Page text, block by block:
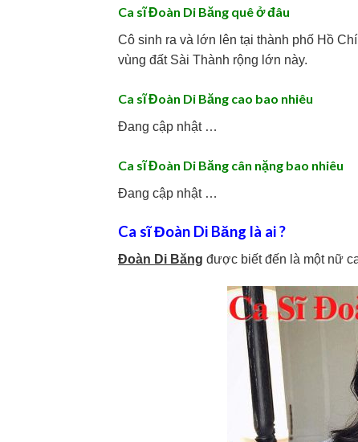
Ca sĩ Đoàn Di Băng quê ở đâu
Cô sinh ra và lớn lên tại thành phố Hồ
vùng đất Sài Thành rộng lớn này.
Ca sĩ Đoàn Di Băng cao bao nhiêu
Đang cập nhật …
Ca sĩ Đoàn Di Băng cân nặng bao nhiêu
Đang cập nhật …
Ca sĩ Đoàn Di Băng là ai ?
Đoàn Di Băng được biết đến là một nữ